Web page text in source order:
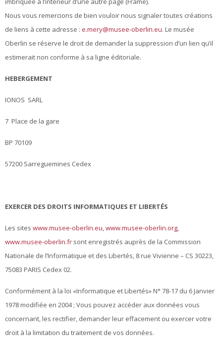
Nous vous remercions de bien vouloir nous signaler toutes créations
de liens à cette adresse : e.mery@musee-oberlin.eu. Le musée
Oberlin se réserve le droit de demander la suppression d’un lien qu’il
estimerait non conforme à sa ligne éditoriale.
HEBERGEMENT
IONOS SARL
7 Place de la gare
BP 70109
57200 Sarreguemines Cedex
EXERCER DES DROITS INFORMATIQUES ET LIBERTÉS
Les sites www.musee-oberlin.eu,www.musee-oberlin.org,
www.musee-oberlin.fr sont enregistrés auprès de la Commission
Nationale de l’Informatique et des Libertés, 8 rue Vivienne – CS 30223,
75083 PARIS Cedex 02.
Conformément à la loi «Informatique et Libertés» N° 78-17 du 6 Janvier
1978 modifiée en 2004 ; Vous pouvez accéder aux données vous
concernant, les rectifier, demander leur effacement ou exercer votre
droit à la limitation du traitement de vos données.